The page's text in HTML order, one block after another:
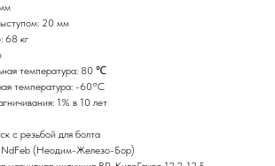
20 мм
68 кг
температура: 80 ℃
температура: -60°C
1% в 10 лет
с резьбой для болта
(Неодим-Железо-Бор)